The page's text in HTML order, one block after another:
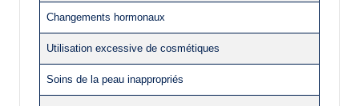
Changements hormonaux
Utilisation excessive de cosmétiques
Soins de la peau inappropriés